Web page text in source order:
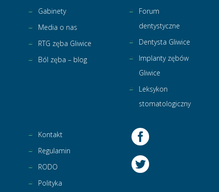
Gabinety
Media o nas
RTG zęba Gliwice
Ból zęba – blog
Forum
dentystyczne
Dentysta Gliwice
Implanty zębów
Gliwice
Leksykon
stomatologiczny
Kontakt
Regulamin
RODO
Polityka